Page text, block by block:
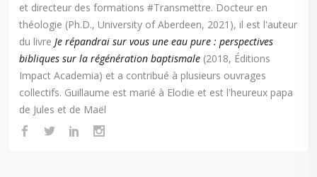
et directeur des formations #Transmettre. Docteur en
théologie (Ph.D., University of Aberdeen, 2021), il est l'auteur
du livreJe répandrai sur vous une eau pure : perspectives
bibliques sur la régénération baptismale (2018, Éditions
Impact Academia) et a contribué à plusieurs ouvrages
collectifs. Guillaume est marié à Elodie et est l'heureux papa
de Jules et de Maël